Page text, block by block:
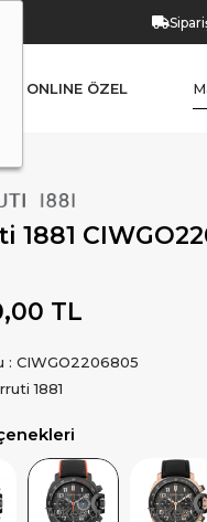
ONLINE ÖZEL
1881
TL
CIWGO2206805
1881
Ürün
Tükendi
Ürün
Tükendi